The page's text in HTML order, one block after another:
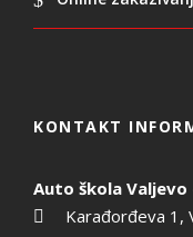
KONTAKT
Auto škola Valjevo
Karađorđeva 1,